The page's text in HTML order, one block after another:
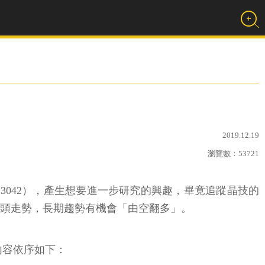
2019.12.19
瀏覽數： 53721
），產生想要進一步研究的興趣，畢竟追蹤晶技的
走勢，長期趨勢有機會「由空翻多」。
依序如下：